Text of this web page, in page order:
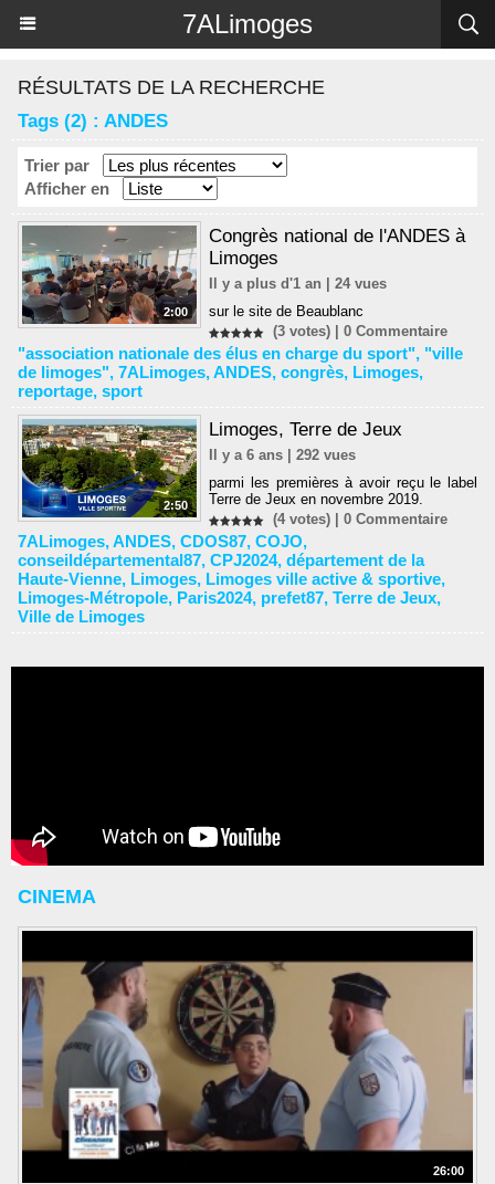
7ALimoges
RÉSULTATS DE LA RECHERCHE
Tags (2) : ANDES
Trier par
Afficher en
2:00
Congrès national de l'ANDES à
Limoges
Il y a plus d'1 an | 24 vues
sur le site de Beaublanc
(3 votes) |0 Commentaire
"association nationale des élus en charge du sport", "ville
de limoges", 7ALimoges,ANDES, congrès, Limoges,
reportage, sport
2:50
Limoges, Terre de Jeux
Il y a 6 ans | 292 vues
parmi les premières à avoir reçu le label
Terre de Jeux en novembre 2019.
(4 votes) |0 Commentaire
7ALimoges,ANDES, CDOS87, COJO,
conseildépartemental87, CPJ2024, département de la
Haute-Vienne, Limoges, Limoges ville active & sportive,
Limoges-Métropole, Paris2024, prefet87, Terre de Jeux,
Ville de Limoges
CINEMA
26:00